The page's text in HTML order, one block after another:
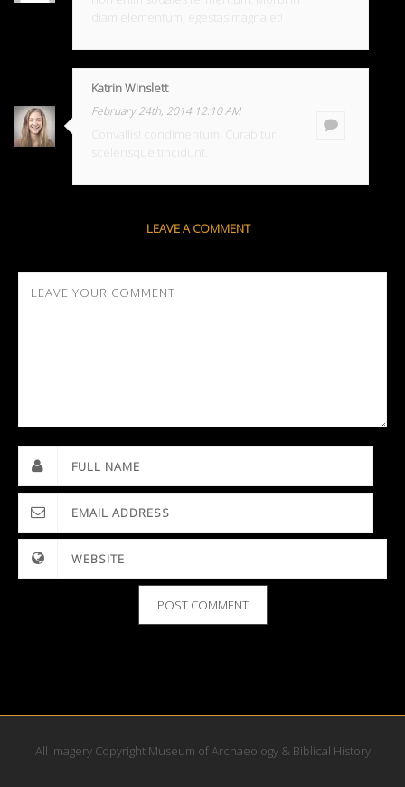
diam elementum, egestas magna et!
Katrin Winslett
February 24th, 2014 12:10 AM
Convallis! condimentum. Curabitur
LEAVE A COMMENT
All Imagery Copyright Museum of Archaeology & Biblical History